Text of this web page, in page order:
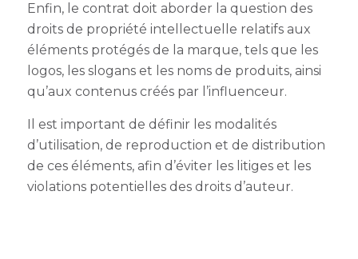
Enfin, le contrat doit aborder la question des
droits de propriété intellectuelle relatifs aux
éléments protégés de la marque, tels que les
logos, les slogans et les noms de produits, ainsi
qu’aux contenus créés par l’influenceur.
Il est important de définir les modalités
d’utilisation, de reproduction et de distribution
de ces éléments, afin d’éviter les litiges et les
violations potentielles des droits d’auteur.